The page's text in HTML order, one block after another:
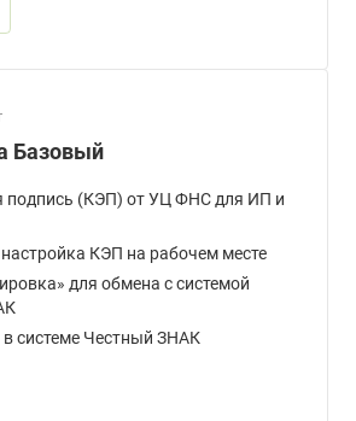
Базовый
подпись (КЭП) от УЦ ФНС для ИП и
КЭП на рабочем месте
для обмена с системой
в системе Честный ЗНАК